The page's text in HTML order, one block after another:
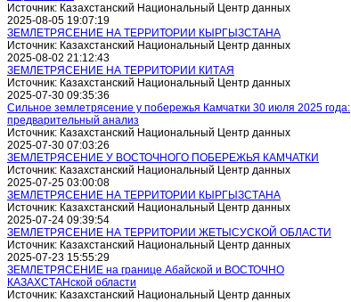
Источник: Казахстанский Национальный Центр данных
2025-08-05 19:07:19
ЗЕМЛЕТРЯСЕНИЕ НА ТЕРРИТОРИИ КЫРГЫЗСТАНА
Источник: Казахстанский Национальный Центр данных
2025-08-02 21:12:43
ЗЕМЛЕТРЯСЕНИЕ НА ТЕРРИТОРИИ КИТАЯ
Источник: Казахстанский Национальный Центр данных
2025-07-30 09:35:36
Сильное землетрясение у побережья Камчатки 30 июля 2025 года:
предварительный анализ
Источник: Казахстанский Национальный Центр данных
2025-07-30 07:03:26
ЗЕМЛЕТРЯСЕНИЕ У ВОСТОЧНОГО ПОБЕРЕЖЬЯ КАМЧАТКИ
Источник: Казахстанский Национальный Центр данных
2025-07-25 03:00:08
ЗЕМЛЕТРЯСЕНИЕ НА ТЕРРИТОРИИ КЫРГЫЗСТАНА
Источник: Казахстанский Национальный Центр данных
2025-07-24 09:39:54
ЗЕМЛЕТРЯСЕНИЕ НА ТЕРРИТОРИИ ЖЕТЫСУСКОЙ ОБЛАСТИ
Источник: Казахстанский Национальный Центр данных
2025-07-23 15:55:29
ЗЕМЛЕТРЯСЕНИЕ на границе Абайской и ВОСТОЧНО
КАЗАХСТАНской области
Источник: Казахстанский Национальный Центр данных